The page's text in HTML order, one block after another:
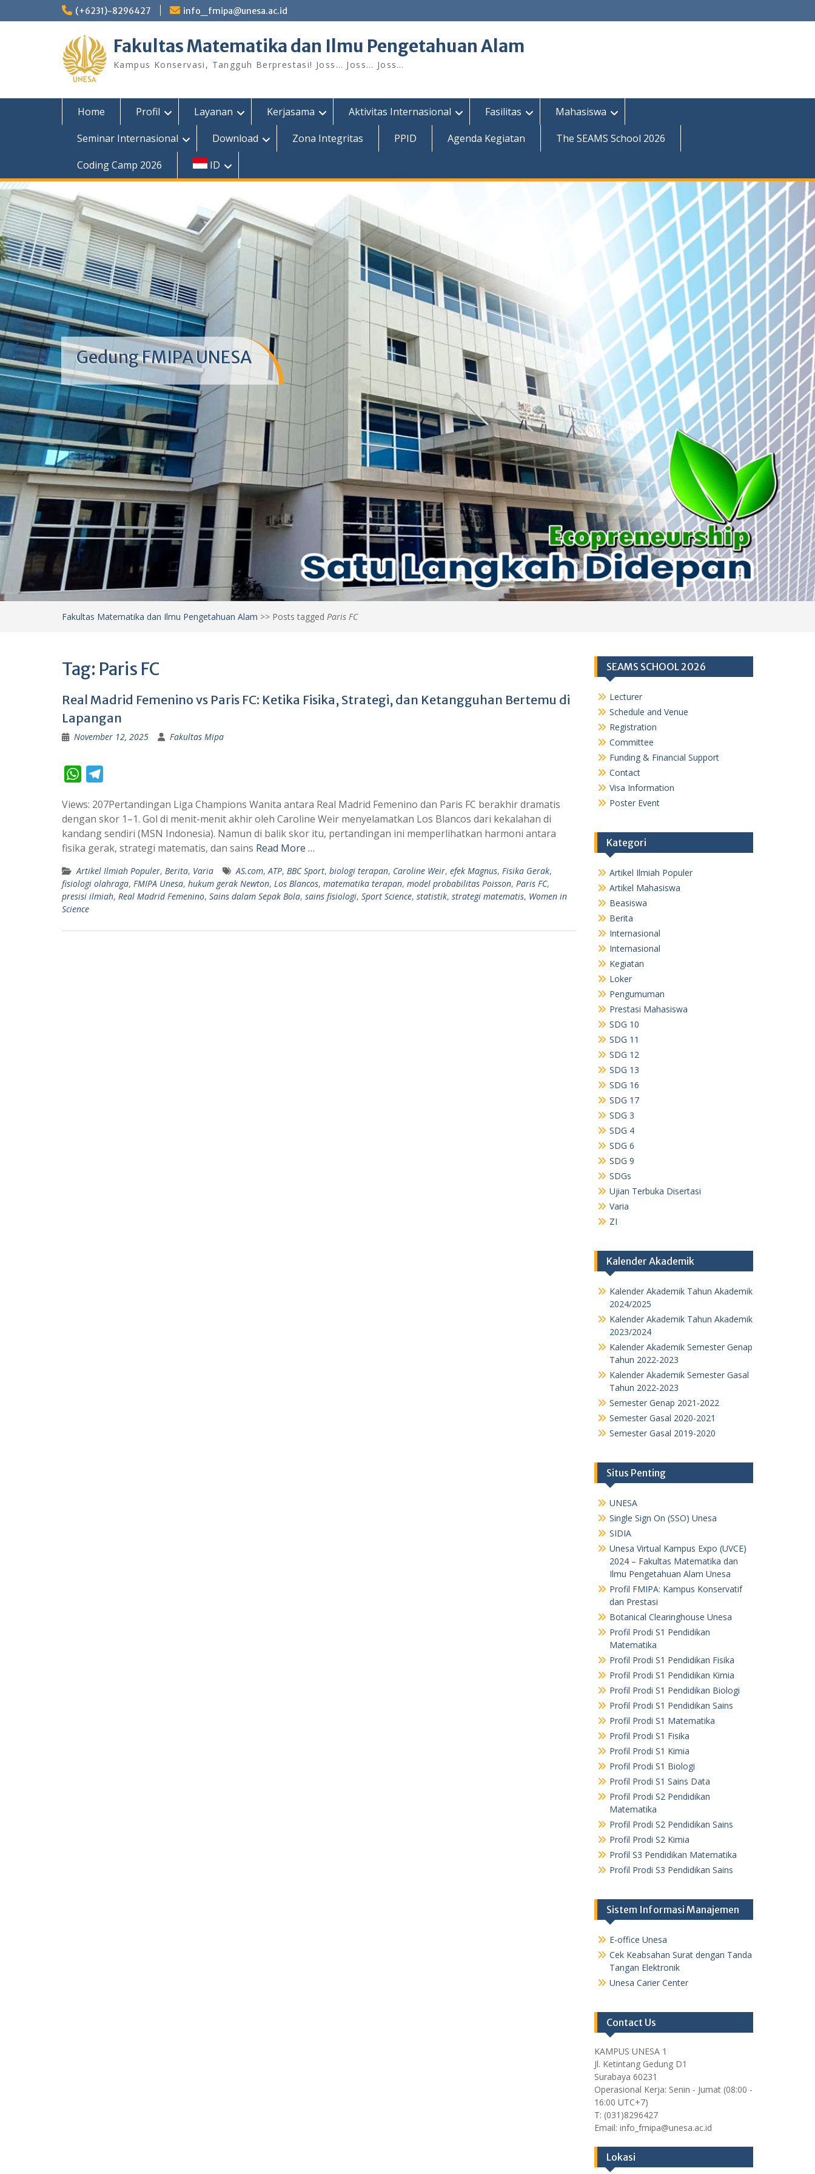
to
(+6231)-8296427 info_fmipa@unesa.ac.id
Fakultas Matematika dan Ilmu Pengetahuan Alam
Kampus Konservasi, Tangguh Berprestasi! Joss… Joss… Joss…
Home Profil Layanan Kerjasama Aktivitas Internasional Fasilitas
Mahasiswa
Seminar Internasional
Download Zona Integritas PPID Agenda Kegiatan
The SEAMS School 2026
Coding Camp 2026
ID
Gedung FMIPA UNESA
Fakultas Matematika dan Ilmu Pengetahuan Alam >> Posts tagged Paris FC
Tag: Paris FC
Real Madrid Femenino vs Paris FC: Ketika Fisika, Strategi, dan Ketangguhan Bertemu di
Lapangan
November 12, 2025 Fakultas Mipa
W
a
t
p
p
l
e
a
m
Views: 207Pertandingan Liga Champions Wanita antara Real Madrid Femenino dan Paris FC berakhir dramatis
dengan skor 1–1. Gol di menit-menit akhir oleh Caroline Weir menyelamatkan Los Blancos dari kekalahan di
kandang sendiri (MSN Indonesia). Namun di balik skor itu, pertandingan ini memperlihatkan harmoni antara
fisika gerak, strategi matematis, dan sains Read More …
Artikel Ilmiah Populer, Berita, Varia AS.com,ATP, BBC Sport, biologi terapan, Caroline Weir, efek Magnus, Fisika Gerak,
fisiologi olahraga, FMIPA Unesa, hukum gerak Newton, Los Blancos, matematika terapan, model probabilitas Poisson, Paris FC,
presisi ilmiah, Real Madrid Femenino, Sains dalam Sepak Bola, sains fisiologi, Sport Science, statistik, strategi matematis, Women in
Science
SEAMS SCHOOL 2026
Lecturer
Schedule and Venue
Registration
Committee
Funding & Financial Support
Contact
Visa Information
Poster Event
Kategori
Artikel Ilmiah Populer
Artikel Mahasiswa
Beasiswa
Berita
Internasional
Internasional
Kegiatan
Loker
Pengumuman
Prestasi Mahasiswa
SDG 10
SDG 11
SDG 12
SDG 13
SDG 16
SDG 17
SDG 3
SDG 4
SDG 6
SDG 9
SDGs
Ujian Terbuka Disertasi
Varia
ZI
Kalender Akademik
Kalender Akademik Tahun Akademik
2024/2025
Kalender Akademik Tahun Akademik
2023/2024
Kalender Akademik Semester Genap
Tahun 2022-2023
Kalender Akademik Semester Gasal
Tahun 2022-2023
Semester Genap 2021-2022
Semester Gasal 2020-2021
Semester Gasal 2019-2020
Situs Penting
UNESA
Single Sign On (SSO) Unesa
SIDIA
Unesa Virtual Kampus Expo (UVCE)
2024 – Fakultas Matematika dan
Ilmu Pengetahuan Alam Unesa
Profil FMIPA: Kampus Konservatif
dan Prestasi
Botanical Clearinghouse Unesa
Profil Prodi S1 Pendidikan
Matematika
Profil Prodi S1 Pendidikan Fisika
Profil Prodi S1 Pendidikan Kimia
Profil Prodi S1 Pendidikan Biologi
Profil Prodi S1 Pendidikan Sains
Profil Prodi S1 Matematika
Profil Prodi S1 Fisika
Profil Prodi S1 Kimia
Profil Prodi S1 Biologi
Profil Prodi S1 Sains Data
Profil Prodi S2 Pendidikan
Matematika
Profil Prodi S2 Pendidikan Sains
Profil Prodi S2 Kimia
Profil S3 Pendidikan Matematika
Profil Prodi S3 Pendidikan Sains
Sistem Informasi Manajemen
E-office Unesa
Cek Keabsahan Surat dengan Tanda
Tangan Elektronik
Unesa Carier Center
Contact Us
KAMPUS UNESA 1
Jl. Ketintang Gedung D1
Surabaya 60231
Operasional Kerja: Senin - Jumat (08:00 -
16:00 UTC+7)
T: (031)8296427
Email: info_fmipa@unesa.ac.id
Lokasi